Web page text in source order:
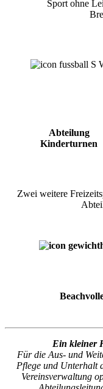
Sport ohne
Abteilung
Kinderturnen
Zwei weitere
Ein kleiner
Für die Aus- und
Pflege und Unterhalt
Vereinsverwaltung